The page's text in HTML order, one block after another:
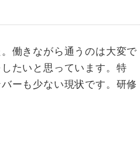
働きながら通うのは大変で
たいと思っています。特
ーも少ない現状です。研修